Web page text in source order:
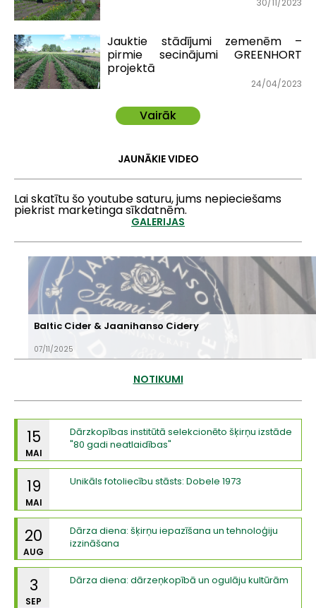
Jauktie stādījumi zemenēm –
pirmie secinājumi GREENHORT
projektā
24/04/2023
Vairāk
JAUNĀKIE VIDEO
Lai skatītu šo youtube saturu, jums nepieciešams
piekrist marketinga sīkdatnēm.
GALERIJAS
Baltic Cider & Jaanihanso Cidery
07/11/2025
NOTIKUMI
Dārzkopības institūtā selekcionēto šķirņu izstāde
"80 gadi neatlaidības"
15
MAI
Unikāls fotoliecību stāsts: Dobele 1973
19
MAI
Dārza diena: šķirņu iepazīšana un tehnoloģiju
izzināšana
20
AUG
Dārza diena: dārzeņkopībā un ogulāju kultūrām
3
SEP